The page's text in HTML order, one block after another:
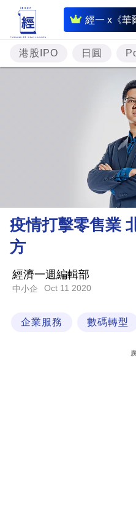
經一 x《華
即
時
財
經
理
財
業
科
港股IPO 日圓
疫情打擊零售業
方
經濟一週編輯部
中小企 Oct 11 2020
企業服務 數碼轉型